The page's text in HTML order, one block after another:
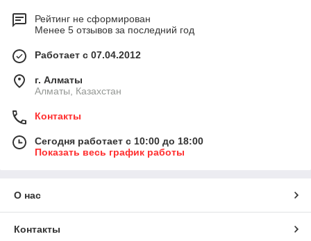
Рейтинг не сформирован
Менее 5 отзывов за последний год
Работает с 07.04.2012
г. Алматы
Алматы, Казахстан
Контакты
Сегодня работает с 10:00 до 18:00
Показать весь график работы
О нас
Контакты